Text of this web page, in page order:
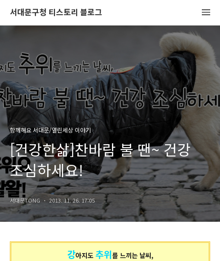
서대문구청 티스토리 블로그
함께해요 서대문/열린세상 이야기
[건강한삶]찬바람 불 땐~ 건강
조심하세요!
서대문TONG 2013. 11. 26. 17:05
강아지도 추위를 느끼는 날씨,